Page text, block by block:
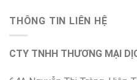
THÔNG TIN LIÊN HỆ
CTY TNHH THƯƠNG MẠI